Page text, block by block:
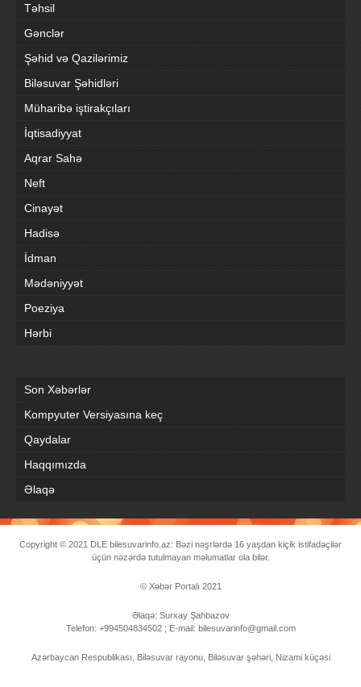
Təhsil
Gənclər
Şəhid və Qazilərimiz
Biləsuvar Şəhidləri
Müharibə iştirakçıları
İqtisadiyyat
Aqrar Sahə
Neft
Cinayət
Hadisə
İdman
Mədəniyyət
Poeziya
Hərbi
Son Xəbərlər
Kompyuter Versiyasına keç
Qaydalar
Haqqımızda
Əlaqə
Copyright © 2021 DLE bilesuvarinfo.az: Bəzi nəşrlərdə 16 yaşdan kiçik istifadəçilər
üçün nəzərdə tutulmayan məlumatlar ola bilər.
© Xəbər Portalı 2021
Əlaqə: Surxay Şahbazov
Telefon: +994504834502 ; E-mail: bilesuvarinfo@gmail.com
Azərbaycan Respublikası, Biləsuvar rayonu, Biləsuvar şəhəri, Nizami küçəsi